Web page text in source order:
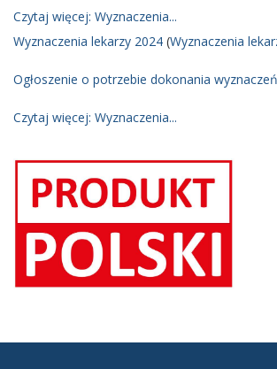
Czytaj więcej: Wyznaczenia...
Wyznaczenia lekarzy 2024 (Wyznaczenia
Ogłoszenie o potrzebie dokonania
Czytaj więcej: Wyznaczenia...